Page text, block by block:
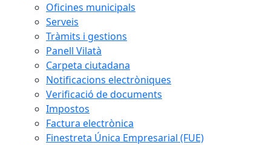
Oficines municipals
Serveis
Tràmits i gestions
Panell Vilatà
Carpeta ciutadana
Notificacions electròniques
Verificació de documents
Impostos
Factura electrònica
Finestreta Única Empresarial (FUE)